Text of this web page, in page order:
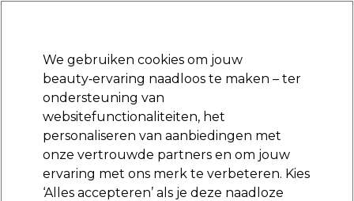
Aanmelden
Merken Deals Haar Elektra
Volgende dag geleverd*
Na verzending, maandag t/m vrijdag
We gebruiken cookies om jouw
beauty‑ervaring naadloos te maken – ter
ondersteuning van
websitefunctionaliteiten, het
personaliseren van aanbiedingen met
onze vertrouwde partners en om jouw
ervaring met ons merk te verbeteren. Kies
‘Alles accepteren’ als je deze naadloze